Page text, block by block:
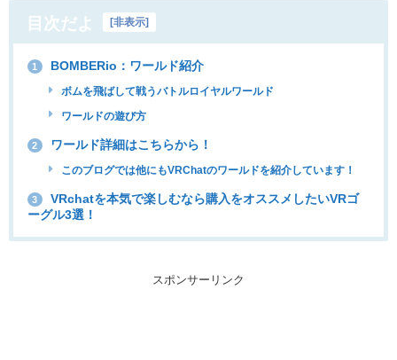
目次だよ [非表示]
1 BOMBERio：ワールド紹介
ボムを飛ばして戦うバトルロイヤルワールド
ワールドの遊び方
2 ワールド詳細はこちらから！
このブログでは他にもVRChatのワールドを紹介しています！
3
VRchatを本気で楽しむなら購入をオススメしたいVRゴ
ーグル3選！
スポンサーリンク